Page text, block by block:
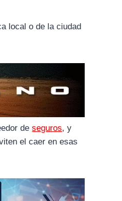
local o de la ciudad
deseguros, y
el caer en esas